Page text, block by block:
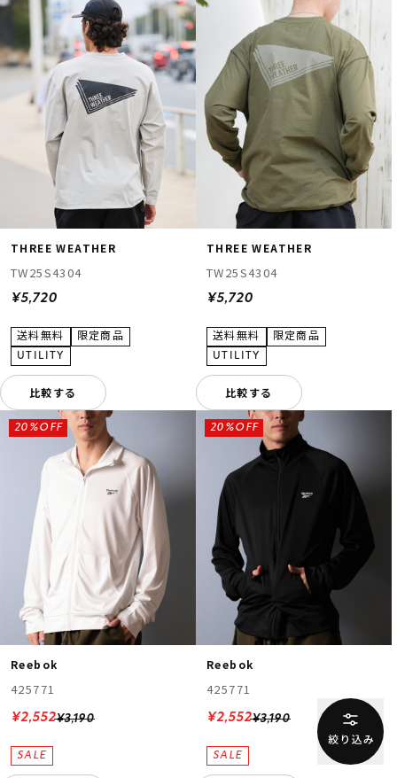
THREE WEATHER
TW25S4304
¥5,720
比較する
THREE WEATHER
TW25S4304
¥5,720
比較する
Reebok
425771
¥3,190
20%OFF
¥2,552
Reebok
425771
¥3,190
20%OFF
¥2,552